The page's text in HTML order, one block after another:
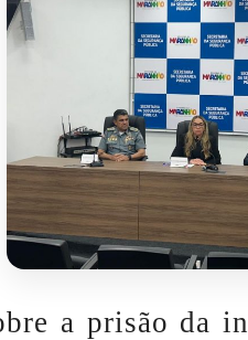
a prisão da